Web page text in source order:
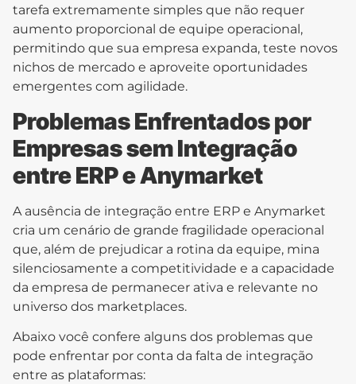
tarefa extremamente simples que não requer
aumento proporcional de equipe operacional,
permitindo que sua empresa expanda, teste novos
nichos de mercado e aproveite oportunidades
emergentes com agilidade.
Problemas Enfrentados por
Empresas sem Integração
entre ERP e Anymarket
A ausência de integração entre ERP e Anymarket
cria um cenário de grande fragilidade operacional
que, além de prejudicar a rotina da equipe, mina
silenciosamente a competitividade e a capacidade
da empresa de permanecer ativa e relevante no
universo dos marketplaces.
Abaixo você confere alguns dos problemas que
pode enfrentar por conta da falta de integração
entre as plataformas: